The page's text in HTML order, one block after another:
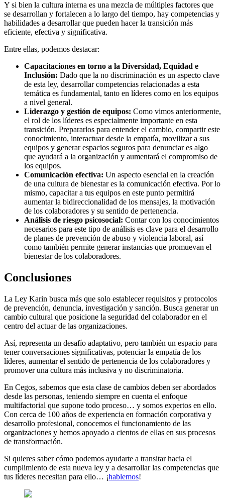
Y si bien la cultura interna es una mezcla de múltiples factores que
se desarrollan y fortalecen a lo largo del tiempo, hay competencias y
habilidades a desarrollar que pueden hacer la transición más
eficiente, efectiva y significativa.
Entre ellas, podemos destacar:
Capacitaciones en torno a la Diversidad, Equidad e
Inclusión: Dado que la no discriminación es un aspecto clave
de esta ley, desarrollar competencias relacionadas a esta
temática es fundamental, tanto en líderes como en los equipos
a nivel general.
Liderazgo y gestión de equipos: Como vimos anteriormente,
el rol de los líderes es especialmente importante en esta
transición. Prepararlos para entender el cambio, compartir este
conocimiento, interactuar desde la empatía, movilizar a sus
equipos y generar espacios seguros para denunciar es algo
que ayudará a la organización y aumentará el compromiso de
los equipos.
Comunicación efectiva: Un aspecto esencial en la creación
de una cultura de bienestar es la comunicación efectiva. Por lo
mismo, capacitar a tus equipos en este punto permitirá
aumentar la bidireccionalidad de los mensajes, la motivación
de los colaboradores y su sentido de pertenencia.
Análisis de riesgo psicosocial: Contar con los conocimientos
necesarios para este tipo de análisis es clave para el desarrollo
de planes de prevención de abuso y violencia laboral, así
como también permite generar instancias que promuevan el
bienestar de los colaboradores.
Conclusiones
La Ley Karin busca más que solo establecer requisitos y protocolos
de prevención, denuncia, investigación y sanción. Busca generar un
cambio cultural que posicione la seguridad del colaborador en el
centro del actuar de las organizaciones.
Así, representa un desafío adaptativo, pero también un espacio para
tener conversaciones significativas, potenciar la empatía de los
líderes, aumentar el sentido de pertenencia de los colaboradores y
promover una cultura más inclusiva y no discriminatoria.
En Cegos, sabemos que esta clase de cambios deben ser abordados
desde las personas, teniendo siempre en cuenta el enfoque
multifactorial que supone todo proceso… y somos expertos en ello.
Con cerca de 100 años de experiencia en formación corporativa y
desarrollo profesional, conocemos el funcionamiento de las
organizaciones y hemos apoyado a cientos de ellas en sus procesos
de transformación.
Si quieres saber cómo podemos ayudarte a transitar hacia el
cumplimiento de esta nueva ley y a desarrollar las competencias que
tus líderes necesitan para ello… ¡hablemos!